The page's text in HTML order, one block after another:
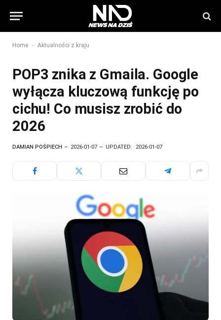
Home - Aktualności z kraju
POP3 znika z Gmaila. Google
wyłącza kluczową funkcję po
cichu! Co musisz zrobić do
2026
DAMIAN POŚPIECH 2026-01-07 UPDATED: 2026-01-07